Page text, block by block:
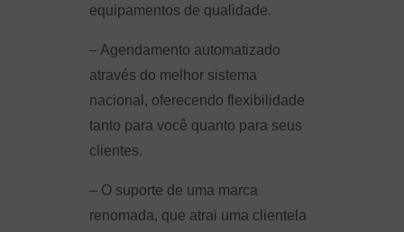
equipamentos de qualidade.
– Agendamento automatizado
através do melhor sistema
nacional, oferecendo flexibilidade
tanto para você quanto para seus
clientes.
– O suporte de uma marca
renomada, que atrai uma clientela